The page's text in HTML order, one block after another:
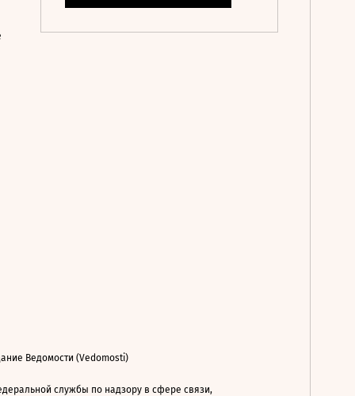
Ведомости (Vedomosti)
службы по надзору в сфере связи,